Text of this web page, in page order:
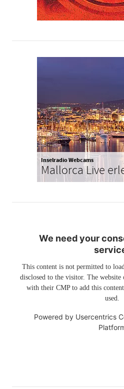
Inselradio Webcams
Mallorca Live
We need your
This content is not permitted to
disclosed to the visitor. The website
with their CMP to add this
used.
Powered by Usercentrics